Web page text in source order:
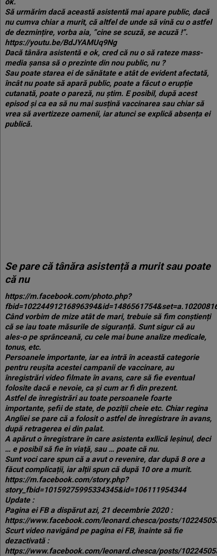
Să urmărim dacă această asistentă mai apare public, dacă
nu cumva chiar a murit, că altfel de unde să vină cu o astfel
de dezmințire, vorba aia, ”cine se scuză, se acuză !”.
https://youtu.be/BdJYAMUq9Ng
Dacă tânăra asistentă e ok, cred că nu o să rateze mass-
media șansa să o prezinte din nou public, nu ?
Sau poate starea ei de sănătate e atât de evident afectată,
încât nu poate să apară public, poate a făcut o erupție
cutanată, poate o pareză, nu știm. E posibil, după acest
episod și ca ea să nu mai susțină vaccinarea sau chiar să
vrea să avertizeze oamenii, iar atunci se explică absența ei
publică.
Se pare că tânăra asistență a murit sau poate
că nu
https://m.facebook.com/photo.php?
Când vorbim de mize atât de mari, trebuie să fim conștienți
că se iau toate măsurile de siguranță. Sunt sigur că au
ales-o pe sprânceană, cu cele mai bune analize medicale,
tonus, etc.
Persoanele importante, iar ea intră în această categorie
pentru reușita acestei campanii de vaccinare, au
înregistrări video filmate în avans, care să fie eventual
folosite dacă e nevoie, ca și cum ar fi din prezent.
Astfel de înregistrări au toate persoanele foarte
importante, șefii de state, de poziții cheie etc. Chiar regina
Angliei se pare că a folosit o astfel de înregistrare în avans,
după retragerea ei din palat.
A apărut o înregistrare în care asistenta exllică leșinul, deci
… e posibil să fie în viață, sau … poate că nu.
Sunt voci care spun că a avut o revenire, dar după 8 ore a
făcut complicații, iar alții spun că după 10 ore a murit.
https://m.facebook.com/story.php?
story_fbid=10159275995334345&id=106111954344
Update :
Pagina ei FB a dispărut azi, 21 decembrie 2020 :
https://www.facebook.com/leonard.chesca/posts/
Scurt video navigând pe pagina ei FB, înainte să fie
dezactivată :
https://www.facebook.com/leonard.chesca/posts/